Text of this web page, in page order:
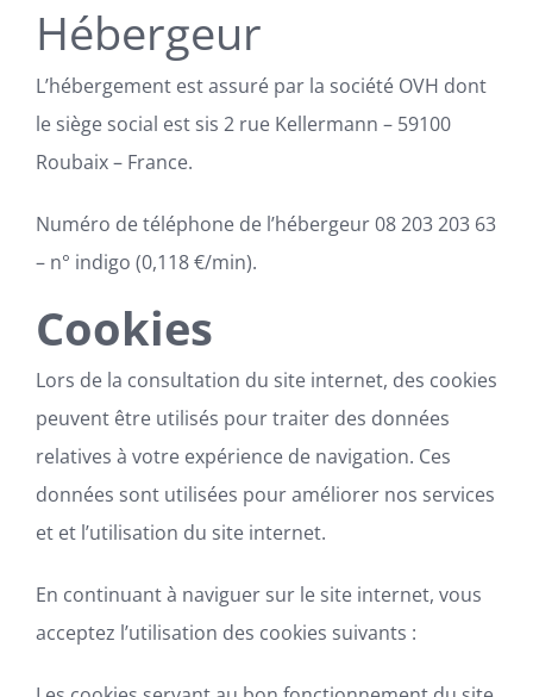
Hébergeur
L’hébergement est assuré par la société OVH dont
le siège social est sis 2 rue Kellermann – 59100
Roubaix – France.
Numéro de téléphone de l’hébergeur 08 203 203 63
– n° indigo (0,118 €/min).
Cookies
Lors de la consultation du site internet, des cookies
peuvent être utilisés pour traiter des données
relatives à votre expérience de navigation. Ces
données sont utilisées pour améliorer nos services
et et l’utilisation du site internet.
En continuant à naviguer sur le site internet, vous
acceptez l’utilisation des cookies suivants :